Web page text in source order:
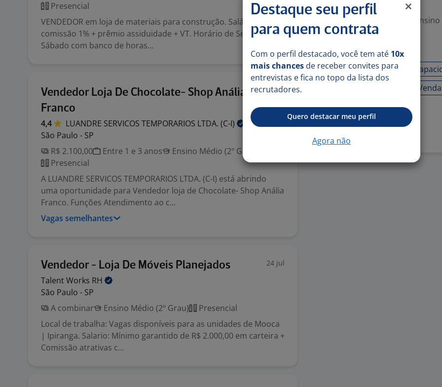
Presencial
VENDEDOR em loja de materiais para construção. Salário fixo +
comissão 1% + prêmio assiduidade + VT. Horário de Segunda a
Sábado com banco de horas...
Vendedor Loja De Chocolate- Shop Anália
Franco
28 jul
4,4 LUANDRE SERVICOS TEMPORARIOS LTDA. (C-I)
São Paulo - SP
R$ 2.100,00
Entre 1 e 3 anos
Ensino Médio (2º Grau)
Presencial
A LUANDRE SERVICOS TEMPORARIOS LTDA. (C-I) está abrindo
uma oportunidade para Vendedor loja de Chocolate- Shop Anália
Franco. Funções Atendimento ao c...
Vagas semelhantes
Vendedor - Loja De Móveis Planejados 24 jul
Talent Works RH
São Paulo - SP
A combinar
Ensino Médio (2º Grau)
Presencial
Local de trabalha: Vagas disponíveis para as unidades de Mooca
| Ipiranga. Salario: Mínimo garantido de R$ 2.000,00 em carteira +
Comissão atrativas c...
Escolaridade Mínima:
Atenção ao público
Denunciar vaga
Destaque seu perfil
para quem contrata
Com o perfil destacado, você tem até 10x
mais chances de receber convites para
entrevistas e fica no topo da lista dos
recrutadores.
Quero destacar meu perfil
Agora não